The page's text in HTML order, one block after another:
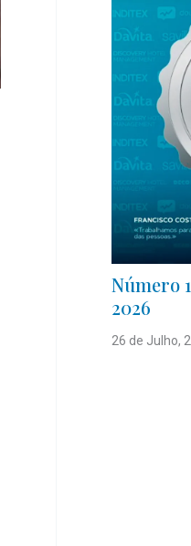
Número
2026
26 de Julho,